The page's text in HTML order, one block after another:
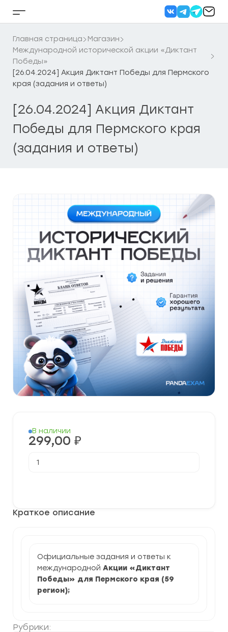
Кнопка
бокового
меню
Главная страница
Магазин
Международной исторической акции «Диктант
Победы»
[26.04.2024] Акция Диктант Победы для Пермского
края (задания и ответы)
[26.04.2024] Акция Диктант
Победы для Пермского края
(задания и ответы)
Краткое описание
Официальные задания и ответы к
международной Акции «Диктант
Победы» для Пермского края (59
регион);
Рубрики:
В наличии
299,00 ₽
товара
Пермского